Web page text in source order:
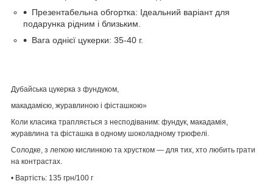
Презентабельна обгортка: Ідеальний варіант для
подарунка рідним і близьким.
Вага однієї цукерки: 35-40 г.
Дубайська цукерка з фундуком,
макадамією, журавлиною і фісташкою»
Коли класика трапляється з несподіваним: фундук, макадамія,
журавлина та фісташка в одному шоколадному трюфелі.
Солодке, з легкою кислинкою та хрустком — для тих, хто любить грати
на контрастах.
• Вартість: 135 грн/100 г